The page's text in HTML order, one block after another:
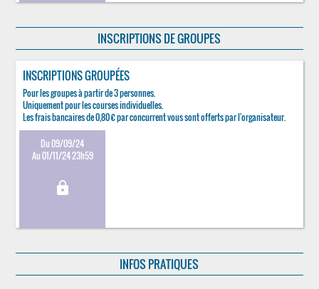
INSCRIPTIONS DE GROUPES
INSCRIPTIONS GROUPÉES
Pour les groupes à partir de 3 personnes.
Uniquement pour les courses individuelles.
Les frais bancaires de 0,80 € par concurrent vous sont offerts par l'organisateur.
Du 09/09/24
Au 01/11/24 23h59
lock
INFOS PRATIQUES